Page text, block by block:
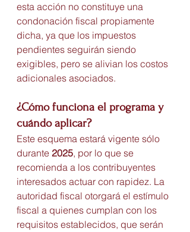
esta acción no constituye una
condonación fiscal propiamente
dicha, ya que los impuestos
pendientes seguirán siendo
exigibles, pero se alivian los costos
adicionales asociados.
¿Cómo funciona el programa y
cuándo aplicar?
Este esquema estará vigente sólo
durante 2025, por lo que se
recomienda a los contribuyentes
interesados actuar con rapidez. La
autoridad fiscal otorgará el estímulo
fiscal a quienes cumplan con los
requisitos establecidos, que serán